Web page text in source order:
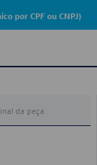
por CPF ou CNPJ)